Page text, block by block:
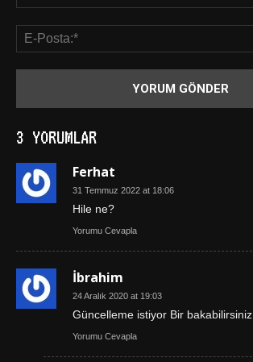
3 YORUMLAR
Ferhat
31 Temmuz 2022 at 18:06
Hile ne?
Yorumu Cevapla
İbrahim
24 Aralık 2020 at 19:03
Güncelleme istiyor Bir bakabilirsiniz
Yorumu Cevapla